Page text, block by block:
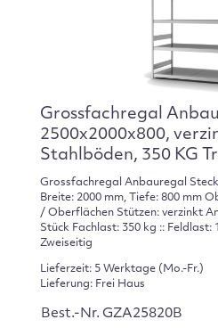
Grossfachregal
2500x2000x800,
Stahlböden, 350 KG
Grossfachregal Anbauregal
Breite: 2000 mm, Tiefe: 800 mm
/ Oberflächen Stützen: verzinkt
Stück Fachlast: 350 kg :: Feldlast:
Zweiseitig
Lieferzeit: 5 Werktage (Mo.-Fr.)
Lieferung: Frei Haus
Best.-Nr. GZA25820B